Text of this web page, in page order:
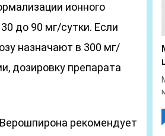
ионного
до 90 мг/сутки. Если
назначают в 300 мг/
дозировку препарата
рекомендует